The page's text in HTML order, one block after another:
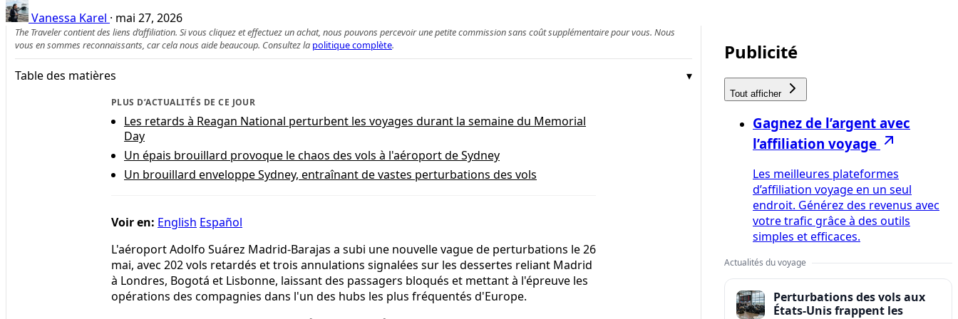
Vanessa Karel · mai 27, 2026
The Traveler contient des liens d’affiliation. Si vous cliquez et effectuez un achat, nous pouvons percevoir une petite commission sans coût supplémentaire pour vous. Nous
vous en sommes reconnaissants, car cela nous aide beaucoup. Consultez la politique complète.
Table des matières
PLUS D’ACTUALITÉS DE CE JOUR
Les retards à Reagan National perturbent les voyages durant la semaine du Memorial
Day
Un épais brouillard provoque le chaos des vols à l'aéroport de Sydney
Un brouillard enveloppe Sydney, entraînant de vastes perturbations des vols
Voir en: English Español
L'aéroport Adolfo Suárez Madrid-Barajas a subi une nouvelle vague de perturbations le 26
mai, avec 202 vols retardés et trois annulations signalées sur les dessertes reliant Madrid
à Londres, Bogotá et Lisbonne, laissant des passagers bloqués et mettant à l'épreuve les
opérations des compagnies dans l'un des hubs les plus fréquentés d'Europe.
Publicité
Tout afficher
Gagnez de l’argent avec
l’affiliation voyage
Les meilleures plateformes
d’affiliation voyage en un seul
endroit. Générez des revenus avec
votre trafic grâce à des outils
simples et efficaces.
Actualités du voyage
Perturbations des vols aux
États-Unis frappent les